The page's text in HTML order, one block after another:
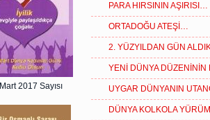
Mart 2017 Sayısı
PARA HIRSININ AŞIRISI…
ORTADOĞU ATEŞİ…
2. YÜZYILDAN GÜN
YENİ DÜNYA DÜZENİNİN
UYGAR DÜNYANIN
DÜNYA KOLKOLA